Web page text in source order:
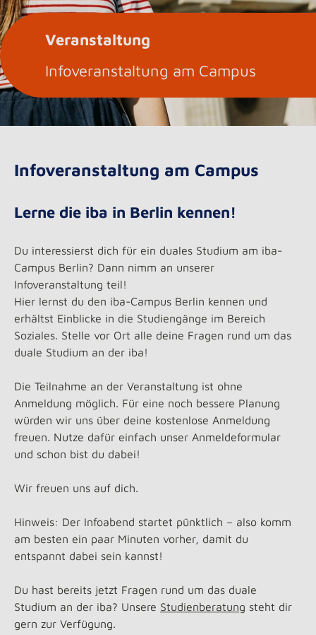
Veranstaltung
Infoveranstaltung am Campus
Infoveranstaltung am Campus
Lerne die iba in Berlin kennen!
Du interessierst dich für ein duales Studium am iba-
Campus Berlin? Dann nimm an unserer
Infoveranstaltung teil!
Hier lernst du den iba-Campus Berlin kennen und
erhältst Einblicke in die Studiengänge im Bereich
Soziales. Stelle vor Ort alle deine Fragen rund um das
duale Studium an der iba!
Die Teilnahme an der Veranstaltung ist ohne
Anmeldung möglich. Für eine noch bessere Planung
würden wir uns über deine kostenlose Anmeldung
freuen. Nutze dafür einfach unser Anmeldeformular
und schon bist du dabei!
Wir freuen uns auf dich.
Hinweis: Der Infoabend startet pünktlich – also komm
am besten ein paar Minuten vorher, damit du
entspannt dabei sein kannst!
Du hast bereits jetzt Fragen rund um das duale
Studium an der iba? Unsere Studienberatung steht dir
gern zur Verfügung.